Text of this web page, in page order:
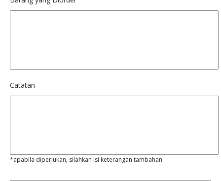
Catatan
*apabila diperlukan, silahkan isi keterangan tambahan